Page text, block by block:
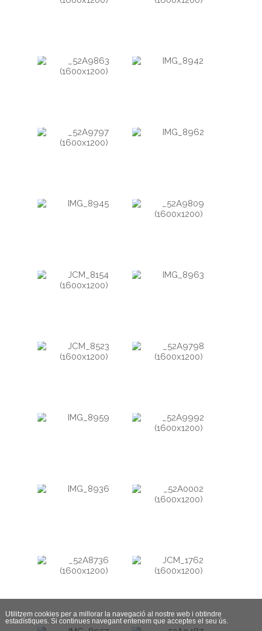
Utilitzem cookies per a millorar la navegació al nostre web i obtindre
estadístiques. Si continues navegant entenem que acceptes el seu ús.